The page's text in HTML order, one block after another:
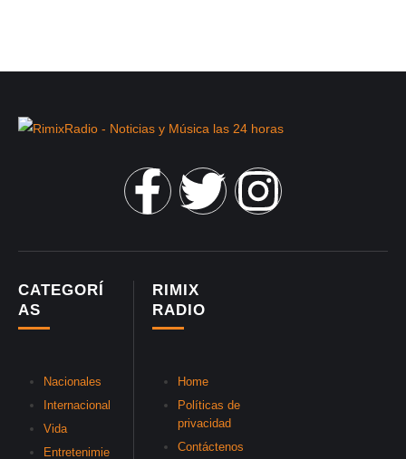
RIMIX
RADIO
Home
Políticas de
privacidad
Contáctenos
CATEGORÍ
AS
Nacionales
Internacional
Vida
Entretenimie